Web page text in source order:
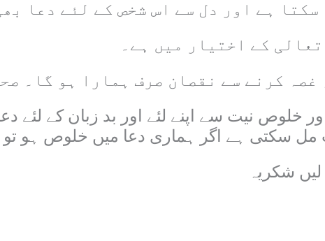
کے اختیار میں ہے۔
کرنے سے نقصان صرف ہمارا ہو گا۔
شکریہ